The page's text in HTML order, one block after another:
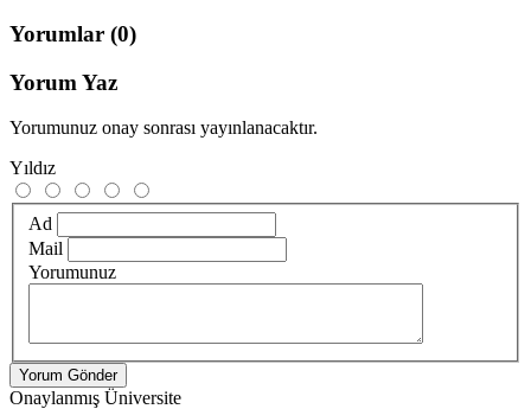
Yorumlar (0)
Yorum Yaz
Yorumunuz onay sonrası yayınlanacaktır.
Yıldız
Ad
Mail
Yorumunuz
Yorum Gönder
Onaylanmış Üniversite